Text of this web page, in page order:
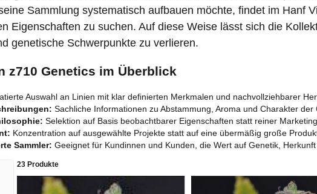
Sammlung systematisch aufbauen möchte, findet im Hanf
Eigenschaften zu suchen. Auf diese Weise lässt sich die
genetische Schwerpunkte zu verlieren.
z710 Genetics im Überblick
Auswahl an Linien mit klar definierten Merkmalen und nachvollziehbarer
Sachliche Informationen zu Abstammung, Aroma und Charakter der
Selektion auf Basis beobachtbarer Eigenschaften statt reiner
Konzentration auf ausgewählte Projekte statt auf eine übermäßig große
Sammler: Geeignet für Kundinnen und Kunden, die Wert auf Genetik,
23 Produkte